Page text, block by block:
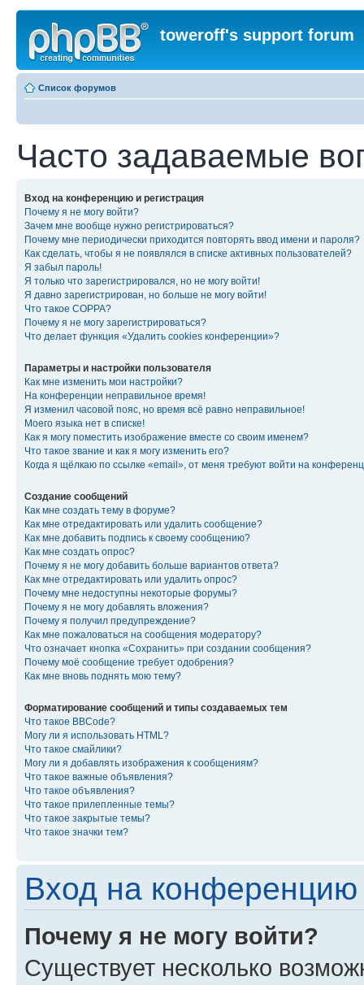
toweroff's support forum
Список форумов
Часто задаваемые
Вход на конференцию и регистрация
Почему я не могу войти?
Зачем мне вообще нужно регистрироваться?
Почему мне периодически приходится повторять ввод имени и пароля?
Как сделать, чтобы я не появлялся в списке активных пользователей?
Я забыл пароль!
Я только что зарегистрировался, но не могу войти!
Я давно зарегистрирован, но больше не могу войти!
Что такое COPPA?
Почему я не могу зарегистрироваться?
Что делает функция «Удалить cookies конференции»?
Параметры и настройки пользователя
Как мне изменить мои настройки?
На конференции неправильное время!
Я изменил часовой пояс, но время всё равно неправильное!
Моего языка нет в списке!
Как я могу поместить изображение вместе со своим именем?
Что такое звание и как я могу изменить его?
Когда я щёлкаю по ссылке «email», от меня требуют войти на
Создание сообщений
Как мне создать тему в форуме?
Как мне отредактировать или удалить сообщение?
Как мне добавить подпись к своему сообщению?
Как мне создать опрос?
Почему я не могу добавить больше вариантов ответа?
Как мне отредактировать или удалить опрос?
Почему мне недоступны некоторые форумы?
Почему я не могу добавлять вложения?
Почему я получил предупреждение?
Как мне пожаловаться на сообщения модератору?
Что означает кнопка «Сохранить» при создании сообщения?
Почему моё сообщение требует одобрения?
Как мне вновь поднять мою тему?
Форматирование сообщений и типы создаваемых тем
Что такое BBCode?
Могу ли я использовать HTML?
Что такое смайлики?
Могу ли я добавлять изображения к сообщениям?
Что такое важные объявления?
Что такое объявления?
Что такое прилепленные темы?
Что такое закрытые темы?
Что такое значки тем?
Вход на конференцию
Почему я не могу войти?
Существует несколько